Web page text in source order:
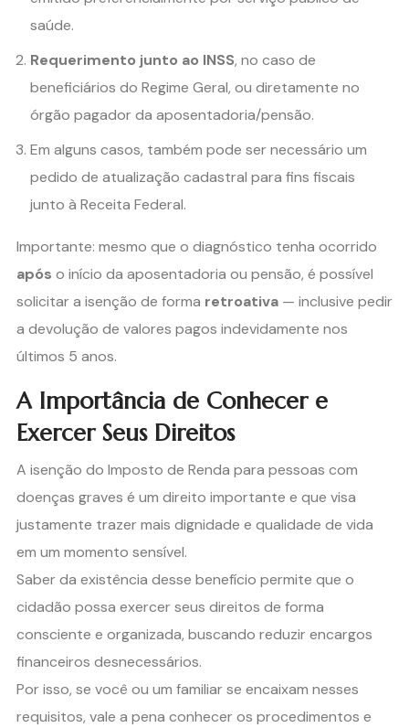
saúde.
Requerimento junto ao INSS, no caso de
beneficiários do Regime Geral, ou diretamente no
órgão pagador da aposentadoria/pensão.
Em alguns casos, também pode ser necessário um
pedido de atualização cadastral para fins fiscais
junto à Receita Federal.
Importante: mesmo que o diagnóstico tenha ocorrido
após o início da aposentadoria ou pensão, é possível
solicitar a isenção de forma retroativa — inclusive pedir
a devolução de valores pagos indevidamente nos
últimos 5 anos.
A Importância de Conhecer e
Exercer Seus Direitos
A isenção do Imposto de Renda para pessoas com
doenças graves é um direito importante e que visa
justamente trazer mais dignidade e qualidade de vida
em um momento sensível.
Saber da existência desse benefício permite que o
cidadão possa exercer seus direitos de forma
consciente e organizada, buscando reduzir encargos
financeiros desnecessários.
Por isso, se você ou um familiar se encaixam nesses
requisitos, vale a pena conhecer os procedimentos e